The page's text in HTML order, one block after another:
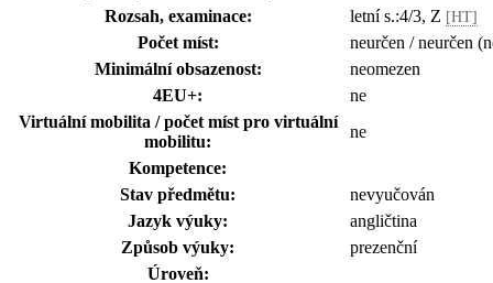
Rozsah, examinace:
letní s.:4/3, Z [HT]
Počet míst:
neurčen / neurčen
Minimální obsazenost:
neomezen
4EU+:
ne
Virtuální mobilita / počet míst pro virtuální
mobilitu:
ne
Kompetence:
Stav předmětu:
nevyučován
Jazyk výuky:
angličtina
Způsob výuky:
prezenční
Úroveň: